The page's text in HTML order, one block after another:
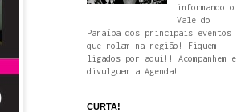
informando o
Vale do
Paraíba dos principais eventos
que rolam na região! Fiquem
ligados por aqui!! Acompanhem e
divulguem a Agenda!
CURTA!